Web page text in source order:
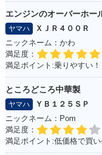
エンジンのオーバーホー
ヤマハ
ＸＪＲ４００Ｒ
ニックネーム：かわ
満足度：
満足ポイント:乗りやすい！
ところどころ中華製
ヤマハ
ＹＢ１２５ＳＰ
ニックネーム：Pom
満足度：